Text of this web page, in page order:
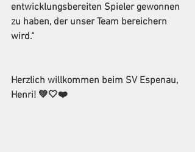
entwicklungsbereiten Spieler gewonnen
zu haben, der unser Team bereichern
wird.“
Herzlich willkommen beim SV Espenau,
Henri! 💚🤍❤️